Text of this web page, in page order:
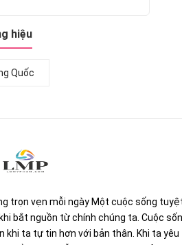
hiệu
Quốc
trọn vẹn mỗi ngày Một cuộc sống
bắt nguồn từ chính chúng ta. Cuộc
khi ta tự tin hơn với bản thân. Khi ta yêu